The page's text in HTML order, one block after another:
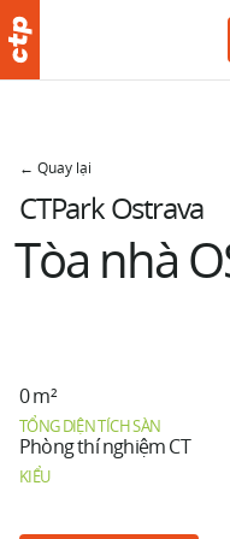
← Quay lại
CTPark Ostrava
Tòa nhà
0 m²
TỔNG DIỆN TÍCH SÀN
Phòng thí nghiệm CT
KIỂU